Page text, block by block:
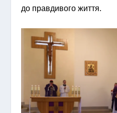
до правдивого життя.